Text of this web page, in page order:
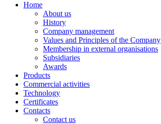
Home
About us
History
Company management
Values and Principles of the Company
Membership in external organisations
Subsidiaries
Awards
Products
Commercial activities
Technology
Certificates
Contacts
Contact us